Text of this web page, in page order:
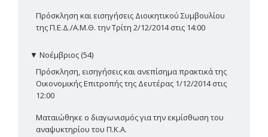
Πρόσκληση και εισηγήσεις Διοικητικού Συμβουλίου
της Π.Ε.Δ./Α.Μ.Θ. την Τρίτη 2/12/2014 στις 14:00
▼ Νοέμβριος (54)
Πρόσκληση, εισηγήσεις και ανεπίσημα πρακτικά της
Οικονομικής Επιτροπής της Δευτέρας 1/12/2014 στις
12:00
Ματαιώθηκε ο διαγωνισμός για την εκμίσθωση του
αναψυκτηρίου του Π.Κ.Α.